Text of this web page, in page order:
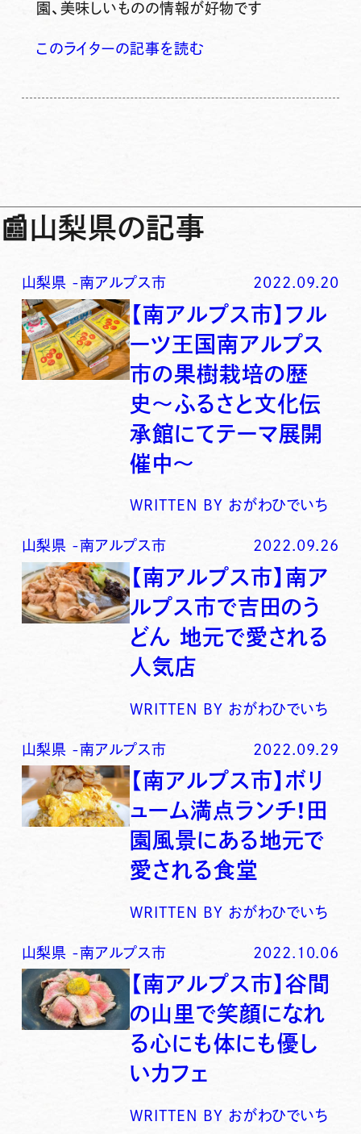
園、美味しいものの情報が好物です
このライターの記事を読む
📰山梨県の記事
山梨県 -南アルプス市 2022.09.20
【南アルプス市】フル
ーツ王国南アルプス
市の果樹栽培の歴
史〜ふるさと文化伝
承館にてテーマ展開
催中〜
WRITTEN BY おがわひでいち
山梨県 -南アルプス市 2022.09.26
【南アルプス市】南ア
ルプス市で吉田のう
どん 地元で愛される
人気店
WRITTEN BY おがわひでいち
山梨県 -南アルプス市 2022.09.29
【南アルプス市】ボリ
ューム満点ランチ！田
園風景にある地元で
愛される食堂
WRITTEN BY おがわひでいち
山梨県 -南アルプス市 2022.10.06
【南アルプス市】谷間
の山里で笑顔になれ
る心にも体にも優し
いカフェ
WRITTEN BY おがわひでいち